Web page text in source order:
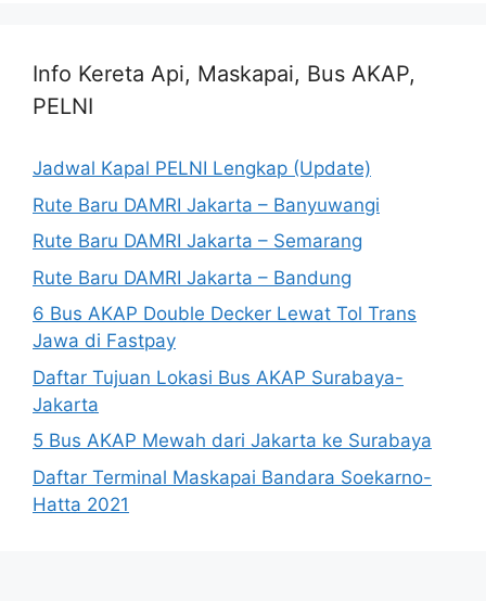
Info Kereta Api, Maskapai, Bus AKAP,
PELNI
Jadwal Kapal PELNI Lengkap (Update)
Rute Baru DAMRI Jakarta – Banyuwangi
Rute Baru DAMRI Jakarta – Semarang
Rute Baru DAMRI Jakarta – Bandung
6 Bus AKAP Double Decker Lewat Tol Trans
Jawa di Fastpay
Daftar Tujuan Lokasi Bus AKAP Surabaya-
Jakarta
5 Bus AKAP Mewah dari Jakarta ke Surabaya
Daftar Terminal Maskapai Bandara Soekarno-
Hatta 2021